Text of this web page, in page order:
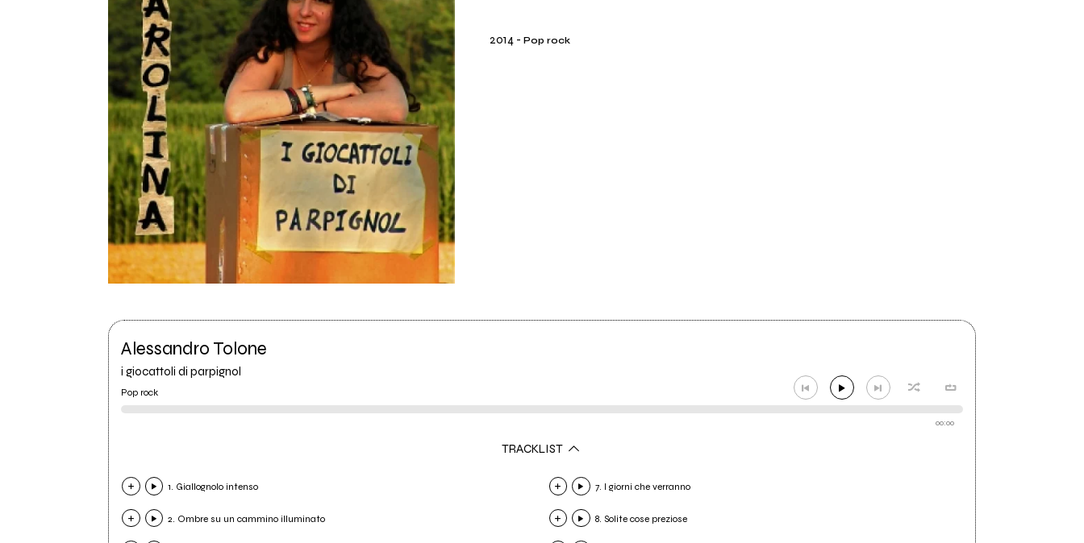
2014 -Pop rock
Alessandro Tolone
i giocattoli di parpignol
Pop rock
00:00
TRACKLIST
1. Giallognolo intenso
2. Ombre su un cammino illuminato
7. I giorni che verranno
8. Solite cose preziose